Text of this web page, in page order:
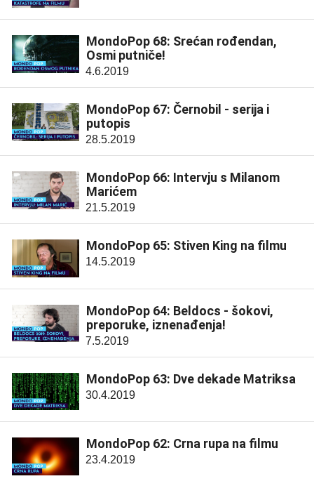
MondoPop 68: Srećan rođendan,
Osmi putniče!
4.6.2019
MondoPop 67: Černobil - serija i
putopis
28.5.2019
MondoPop 66: Intervju s Milanom
Marićem
21.5.2019
MondoPop 65: Stiven King na filmu
14.5.2019
MondoPop 64: Beldocs - šokovi,
preporuke, iznenađenja!
7.5.2019
MondoPop 63: Dve dekade Matriksa
30.4.2019
MondoPop 62: Crna rupa na filmu
23.4.2019